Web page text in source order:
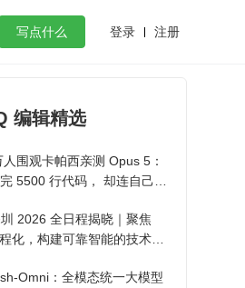
写点什么 登录 注册
flutter
编辑精选
围观卡帕西亲测 Opus 5：
5500 行代码， 却连自己写
2026 全日程揭晓｜聚焦
化，构建可靠智能的技术路
Omni：全模态统一大模型